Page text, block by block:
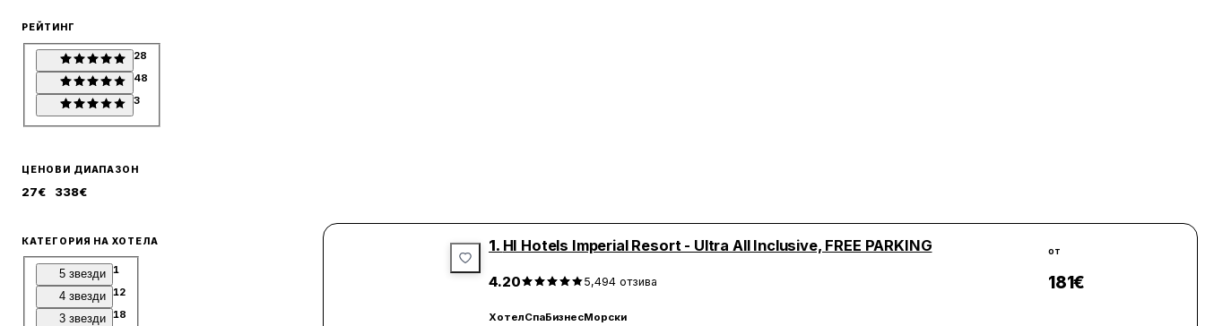
РЕЙТИНГ
28
48
3
ЦЕНОВИ ДИАПАЗОН
27€ 338€
КАТЕГОРИЯ НА ХОТЕЛА
5 звезди 1
4 звезди 12
3 звезди 18
1. HI Hotels Imperial Resort - Ultra All Inclusive, FREE PARKING
4.20 5,494 отзива
ХотелСпаБизнесМорски
от
181€